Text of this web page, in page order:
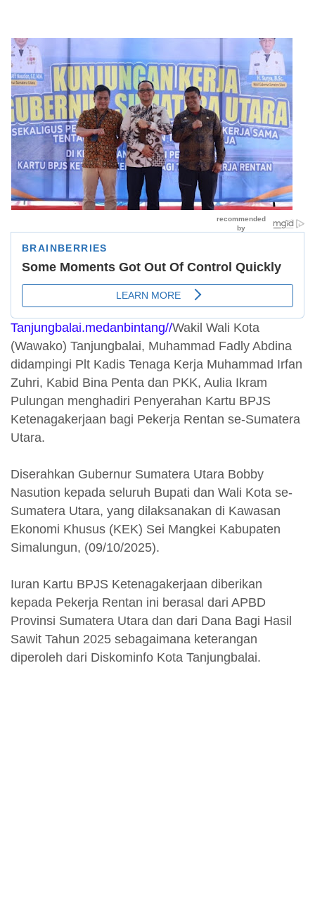
Tanjungbalai.medanbintang//Wakil Wali Kota
(Wawako) Tanjungbalai, Muhammad Fadly Abdina
didampingi Plt Kadis Tenaga Kerja Muhammad Irfan
Zuhri, Kabid Bina Penta dan PKK, Aulia Ikram
Pulungan menghadiri Penyerahan Kartu BPJS
Ketenagakerjaan bagi Pekerja Rentan se-Sumatera
Utara.
Diserahkan Gubernur Sumatera Utara Bobby
Nasution kepada seluruh Bupati dan Wali Kota se-
Sumatera Utara, yang dilaksanakan di Kawasan
Ekonomi Khusus (KEK) Sei Mangkei Kabupaten
Simalungun, (09/10/2025).
Iuran Kartu BPJS Ketenagakerjaan diberikan
kepada Pekerja Rentan ini berasal dari APBD
Provinsi Sumatera Utara dan dari Dana Bagi Hasil
Sawit Tahun 2025 sebagaimana keterangan
diperoleh dari Diskominfo Kota Tanjungbalai.